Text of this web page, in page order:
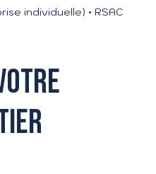
individuelle) • RSAC